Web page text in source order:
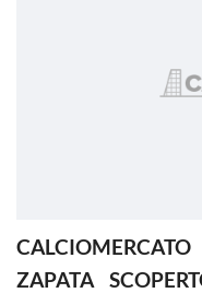
ZAPATA